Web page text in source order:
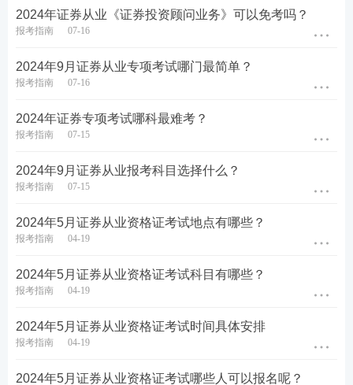
银行业务》。
2024年证券从业人员专业能力水平评价测试
2024年证券从业人员专业能力水平评价测试大纲，预
计继续沿用2023年10月16日发布版本，学霸君已经为
您整理好了，点击下方蓝色字体进入即可查看详情
具体考试大纲参考：
考试大纲
2023版证券水平评价测试（金融市场基础知识）考试
大纲
考纲下载：《证券行业专业人员一般业务水平评价测
试大纲（2023）》
2024年证券从业《证券投资顾问业务》可以免考吗？
报考指南 07-16
2024年9月证券从业专项考试哪门最简单？
报考指南 07-16
2024年证券专项考试哪科最难考？
报考指南 07-15
2024年9月证券从业报考科目选择什么？
报考指南 07-15
2024年5月证券从业资格证考试地点有哪些？
报考指南 04-19
2024年5月证券从业资格证考试科目有哪些？
报考指南 04-19
2024年5月证券从业资格证考试时间具体安排
报考指南 04-19
2024年5月证券从业资格证考试哪些人可以报名呢？